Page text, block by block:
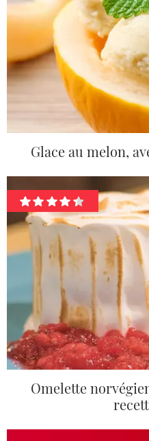
Glace au melon,
Omelette